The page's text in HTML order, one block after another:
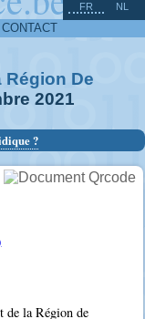
CONTACT
FR NL
Région De
2021
?
de la Région de
^